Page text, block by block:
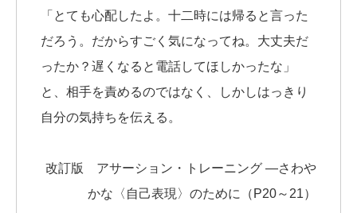
「とても心配したよ。十二時には帰ると言った
だろう。だからすごく気になってね。大丈夫だ
ったか？遅くなると電話してほしかったな」
と、相手を責めるのではなく、しかしはっきり
自分の気持ちを伝える。
改訂版 アサーション・トレーニング ―さわや
かな〈自己表現〉のために（P20～21）